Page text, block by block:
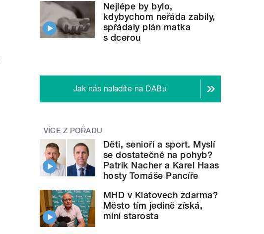
Nejlépe by bylo,
kdybychom neřáda zabily,
spřádaly plán matka
s dcerou
Jak nás naladíte na DABu
VÍCE Z POŘADU
Děti, senioři a sport. Myslí
se dostatečně na pohyb?
Patrik Nacher a Karel Haas
hosty Tomáše Pancíře
MHD v Klatovech zdarma?
Město tím jedině získá,
míní starosta